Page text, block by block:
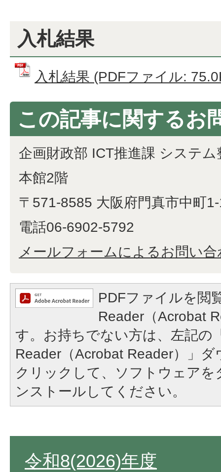
入札結果
入札結果 (PDFファイル:
この記事に関するお
企画財政部 ICT推進課 システ
本館2階
〒571-8585 大阪府門真市中町
電話06-6902-5792
メールフォームによるお問い合
PDFファイルを閲
Reader（Acrobat
す。お持ちでない方は、左記の
Reader（Acrobat Reader）」
クリックして、ソフトウェア
ンストールしてください。
令和8(2026)年度